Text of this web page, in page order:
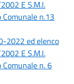
E S.M.I.
n.13
2022 ed elenco
E S.M.I.
n. 6